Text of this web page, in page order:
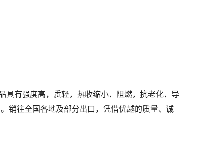
具有强度高，质轻，热收缩小，阻燃，抗老化，导
销往全国各地及部分出口，凭借优越的质量、诚